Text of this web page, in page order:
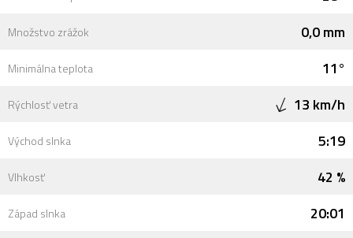
Množstvo zrážok 0,0 mm
Minimálna teplota 11°
Rýchlosť vetra 13 km/h
Východ slnka 5:19
Vlhkosť 42 %
Západ slnka 20:01